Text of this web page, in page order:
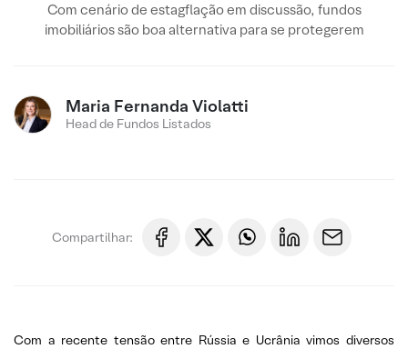
Com cenário de estagflação em discussão, fundos
imobiliários são boa alternativa para se protegerem
Maria Fernanda Violatti
Head de Fundos Listados
Compartilhar:
Com a recente tensão entre Rússia e Ucrânia vimos diversos